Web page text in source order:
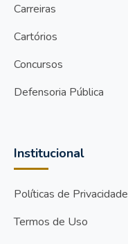
Carreiras
Cartórios
Concursos
Defensoria Pública
Institucional
Políticas de Privacidade
Termos de Uso